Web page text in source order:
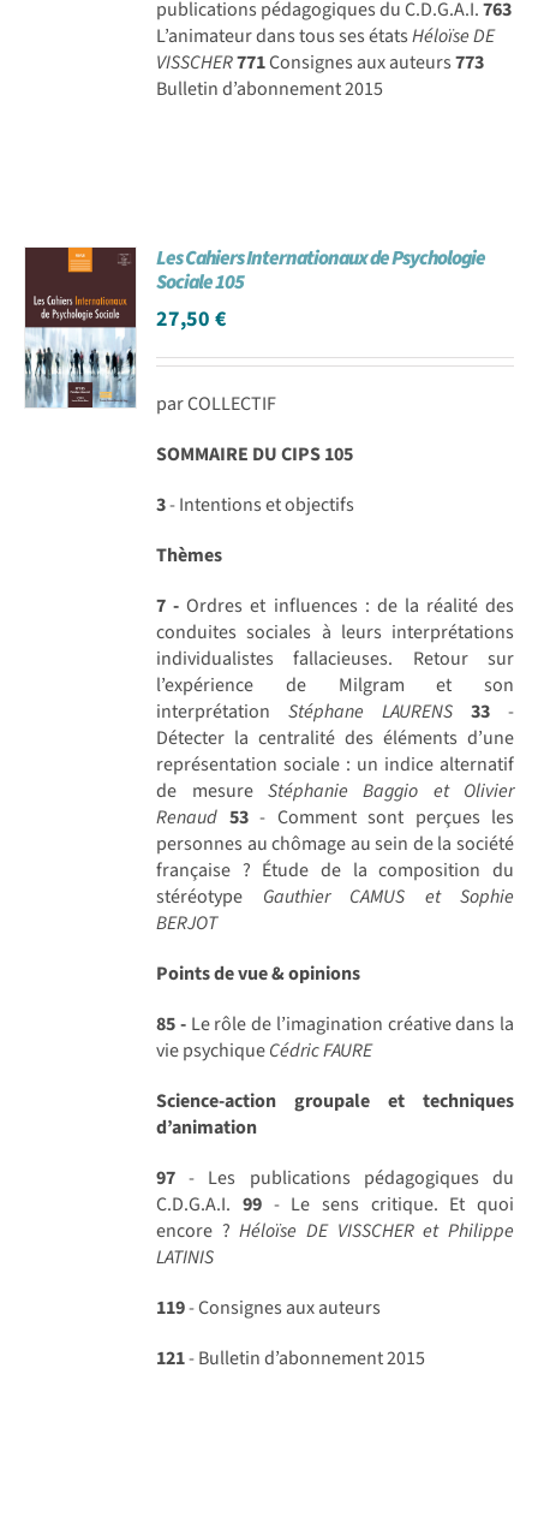
publications pédagogiques du C.D.G.A.I.763
L’animateur dans tous ses étatsHéloïse DE
VISSCHER771Consignes aux auteurs773
Bulletin d’abonnement 2015
Les Cahiers Internationaux de Psychologie
Sociale 105
27,50€
par COLLECTIF
SOMMAIRE DU CIPS 105
3- Intentions et objectifs
Thèmes
7 - Ordres et influences : de la réalité des
conduites sociales à leurs interprétations
individualistes fallacieuses. Retour sur
l’expérience de Milgram et son
interprétationStéphane LAURENS 33 -
Détecter la centralité des éléments d’une
représentation sociale : un indice alternatif
de mesure Stéphanie Baggio et Olivier
Renaud 53- Comment sont perçues les
personnes au chômage au sein de la société
française ? Étude de la composition du
stéréotype Gauthier CAMUS et Sophie
BERJOT
Points de vue & opinions
85 -Le rôle de l’imagination créative dans la
vie psychiqueCédric FAURE
Science-action groupale et techniques
d’animation
97 - Les publications pédagogiques du
C.D.G.A.I. 99- Le sens critique. Et quoi
encore ?Héloïse DE VISSCHER et Philippe
LATINIS
119- Consignes aux auteurs
121- Bulletin d’abonnement 2015